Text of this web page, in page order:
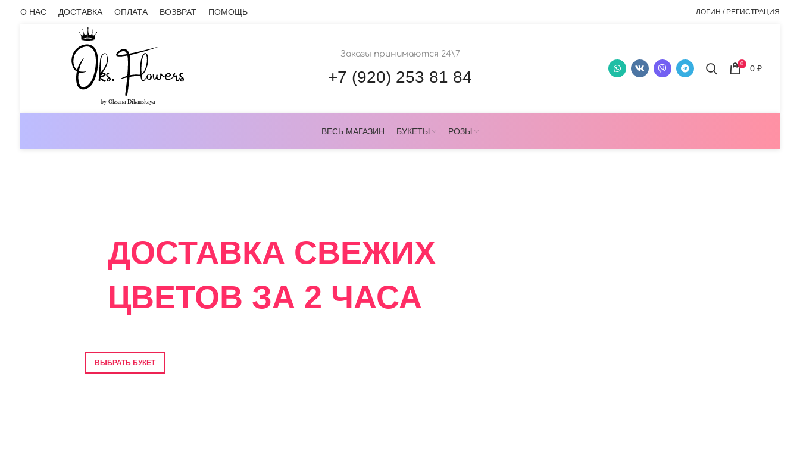
О НАС ДОСТАВКА ОПЛАТА ВОЗВРАТ ПОМОЩЬ ЛОГИН / РЕГИСТРАЦИЯ
Заказы принимаются 24\7
+7 (920) 253 81 84
0 0₽
ВЕСЬ МАГАЗИН БУКЕТЫ РОЗЫ
ДОСТАВКА СВЕЖИХ
ЦВЕТОВ ЗА 2 ЧАСА
ВЫБРАТЬ БУКЕТ